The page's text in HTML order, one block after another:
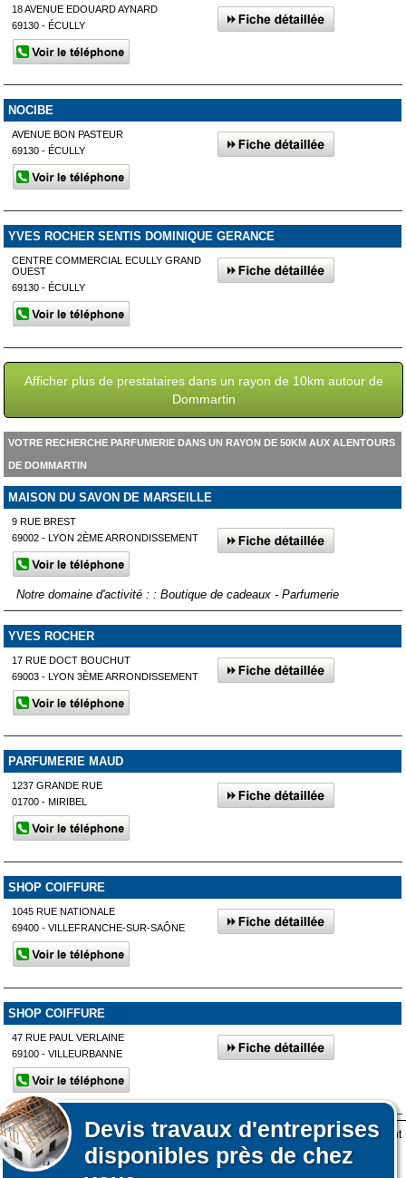
Devis travaux d'entreprises
disponibles près de chez
18 AVENUE EDOUARD AYNARD
69130 - ÉCULLY
NOCIBE
AVENUE BON PASTEUR
69130 - ÉCULLY
YVES ROCHER SENTIS DOMINIQUE GERANCE
CENTRE COMMERCIAL ECULLY GRAND
OUEST
69130 - ÉCULLY
Afficher plus de prestataires dans un rayon de 10km autour de
Dommartin
VOTRE RECHERCHE PARFUMERIE DANS UN RAYON DE 50KM AUX ALENTOURS
DE DOMMARTIN
MAISON DU SAVON DE MARSEILLE
9 RUE BREST
69002 - LYON 2ÈME ARRONDISSEMENT
Notre domaine d'activité : : Boutique de cadeaux - Parfumerie
YVES ROCHER
17 RUE DOCT BOUCHUT
69003 - LYON 3ÈME ARRONDISSEMENT
PARFUMERIE MAUD
1237 GRANDE RUE
01700 - MIRIBEL
SHOP COIFFURE
1045 RUE NATIONALE
69400 - VILLEFRANCHE-SUR-SAÔNE
SHOP COIFFURE
47 RUE PAUL VERLAINE
69100 - VILLEURBANNE
Afficher plus de prestataires dans un rayon de 50km autour de
Dommartin
Affiner votre recherche
Lors de votre visite sur notre site des fichiers informatiques nommés cookies sont
déposés sur votre terminal. Ces cookies sont utilisés pour la navigation, le
fonctionnement du site et les mesures d'audience pour l'éditeur.